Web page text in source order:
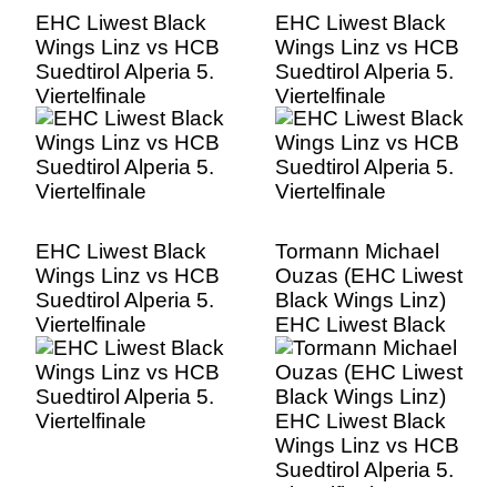
EHC Liwest Black
Wings Linz vs HCB
Suedtirol Alperia 5.
Viertelfinale
EHC Liwest Black
Wings Linz vs HCB
Suedtirol Alperia 5.
Viertelfinale
EHC Liwest Black
Wings Linz vs HCB
Suedtirol Alperia 5.
Viertelfinale
Tormann Michael
Ouzas (EHC Liwest
Black Wings Linz)
EHC Liwest Black
Wings Linz vs HCB
Suedtirol Alperia 5.
Viertelfinale